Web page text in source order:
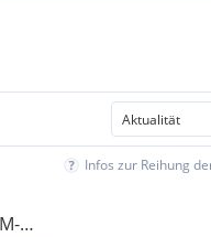
Infos zur Reihung